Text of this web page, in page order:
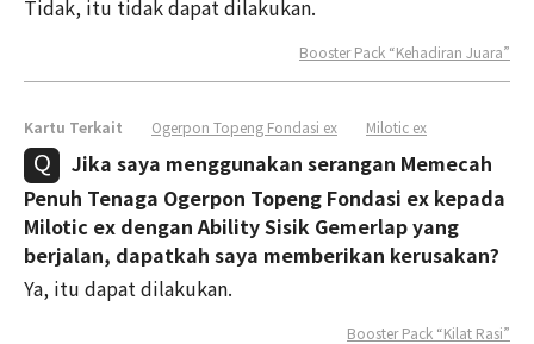
Tidak, itu tidak dapat dilakukan.
Booster Pack “Kehadiran Juara”
Kartu Terkait Ogerpon Topeng Fondasi ex Milotic ex
Jika saya menggunakan serangan Memecah
Penuh Tenaga Ogerpon Topeng Fondasi ex kepada
Milotic ex dengan Ability Sisik Gemerlap yang
berjalan, dapatkah saya memberikan kerusakan?
Ya, itu dapat dilakukan.
Booster Pack “Kilat Rasi”